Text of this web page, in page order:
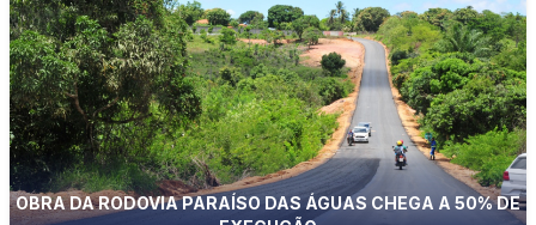
OBRA DA RODOVIA PARAÍSO DAS ÁGUAS CHEGA A 50% DE